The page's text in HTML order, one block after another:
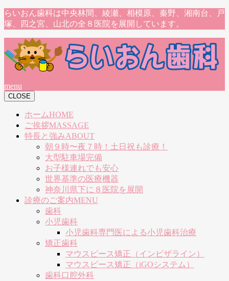
らいおん歯科は中央林間、綾瀬、相模原、秦野、湘南台、戸
塚、四之宮、山北の全８医院を展開しています。
menu
CLOSE
ホームHOME
ご挨拶MASSAGE
特長と強みABOUT
朝９時〜夜７時！土日祝も診療！
大型駐車場完備
お子様連れでも安心
世界基準の医療機器
神奈川県下に８医院を展開
診療のご案内MENU
歯科
小児歯科
小児歯科専門医による小児歯科治療
矯正歯科
マウスピース矯正（インビザライン）
マウスピース矯正（iGOシステム）
歯科口腔外科